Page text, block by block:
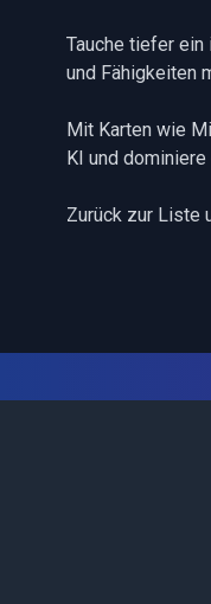
Tauche tiefer
und Fähigkeiten
Mit Karten wie
KI und
Zurück zur Liste